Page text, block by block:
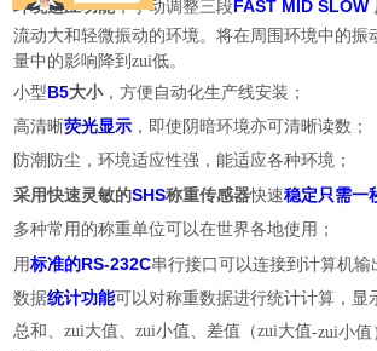
环境适应功能，手动调整三段 FAST MID SLOW
流动大和轻微振动的环境。将在周围环境中的振
量中的影响降到zui低。
小型B5大小，方便自动化生产线安装；
高清晰荧光显示 ，即使阴暗环境亦可清晰读数；
防潮防尘，环境适应性强，能适应各种环境；
采用快速灵敏的SHS称重传感器快速稳定只需一
多种常用的称重单位可以在世界各地使用；
用标准的RS-232C串行接口可以连接到计算机输
数据统计功能可以对称重数据进行统计计算，显
总和、zui大值、zui小值、差值（zui大值-zui小值